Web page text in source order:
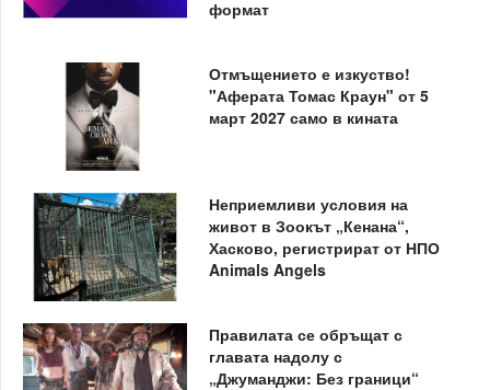
формат
Отмъщението е изкуство!
"Аферата Томас Краун" от 5
март 2027 само в кината
Неприемливи условия на
живот в Зоокът „Кенана“,
Хасково, регистрират от НПО
Animals Angels
Правилата се обръщат с
главата надолу с
„Джуманджи: Без граници“